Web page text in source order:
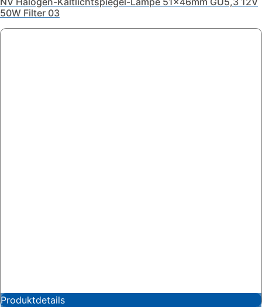
50W Filter 03
Produktdetails